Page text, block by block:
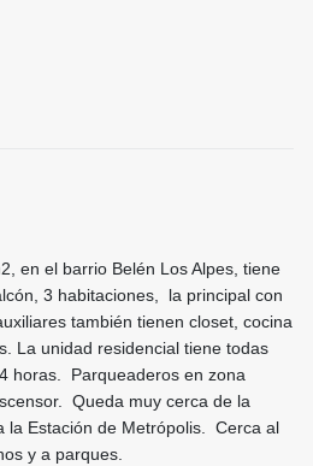
en el barrio Belén Los Alpes, tiene
3 habitaciones, la principal con
también tienen closet, cocina
La unidad residencial tiene todas
horas. Parqueaderos en zona
Queda muy cerca de la
la Estación de Metrópolis. Cerca al
y a parques.